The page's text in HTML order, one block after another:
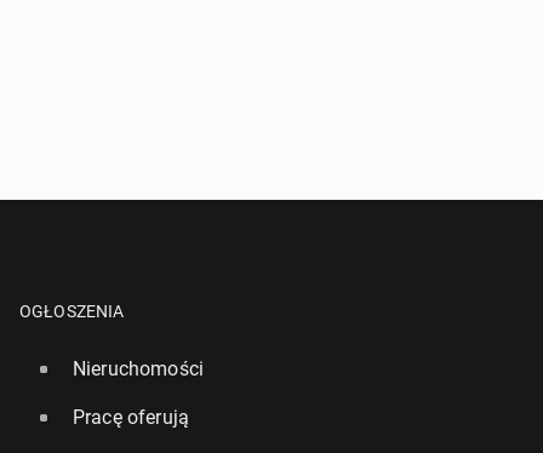
OGŁOSZENIA
Nieruchomości
Pracę oferują